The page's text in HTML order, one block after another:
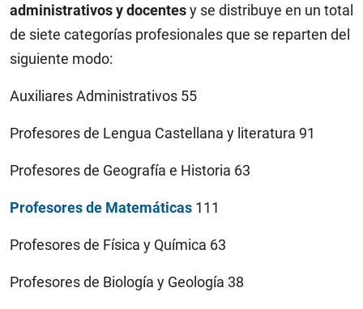
administrativos y docentesy se distribuye en un total
de siete categorías profesionales que se reparten del
siguiente modo:
Auxiliares Administrativos 55
Profesores de Lengua Castellana y literatura 91
Profesores de Geografía e Historia 63
Profesores de Matemáticas 111
Profesores de Física y Química 63
Profesores de Biología y Geología 38